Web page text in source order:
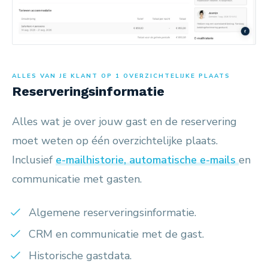
ALLES VAN JE KLANT OP 1 OVERZICHTELIJKE PLAATS
Reserveringsinformatie
Alles wat je over jouw gast en de reservering
moet weten op één overzichtelijke plaats.
Inclusief e-mailhistorie, automatische e-mailsen
communicatie met gasten.
Algemene reserveringsinformatie.
CRM en communicatie met de gast.
Historische gastdata.